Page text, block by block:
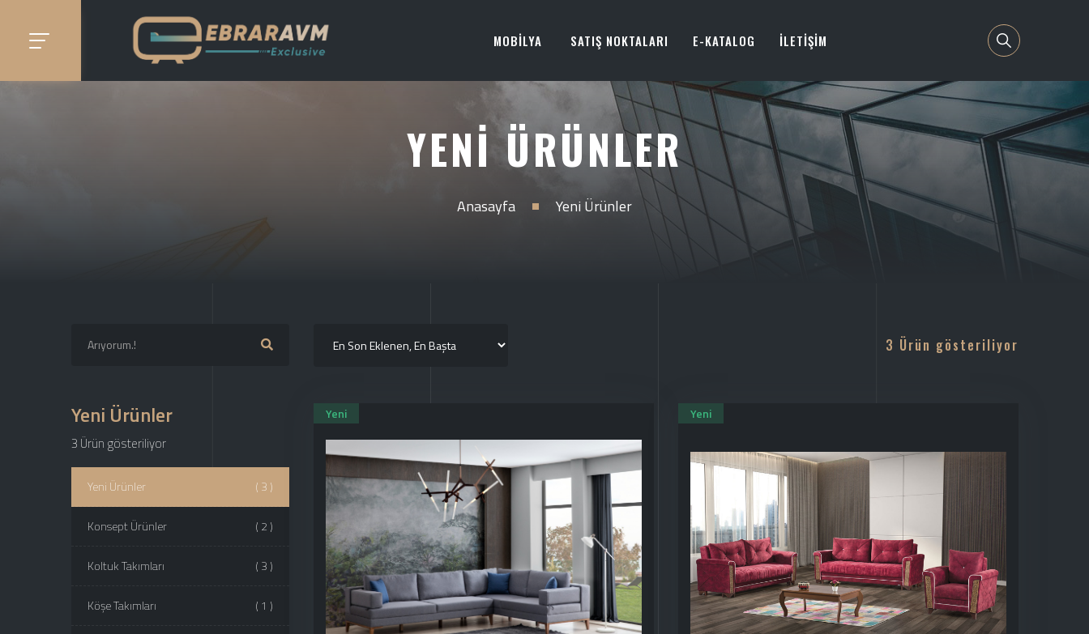
MOBİLYA SATIŞ NOKTALARI E-KATALOG İLETİŞİM
YENI ÜRÜNLER
Anasayfa Yeni Ürünler
Yeni Ürünler
3 Ürün gösteriliyor
Yeni Ürünler ( 3 )
Konsept Ürünler ( 2 )
Koltuk Takımları ( 3 )
Köşe Takımları ( 1 )
3 Ürün gösteriliyor
Yeni Yeni